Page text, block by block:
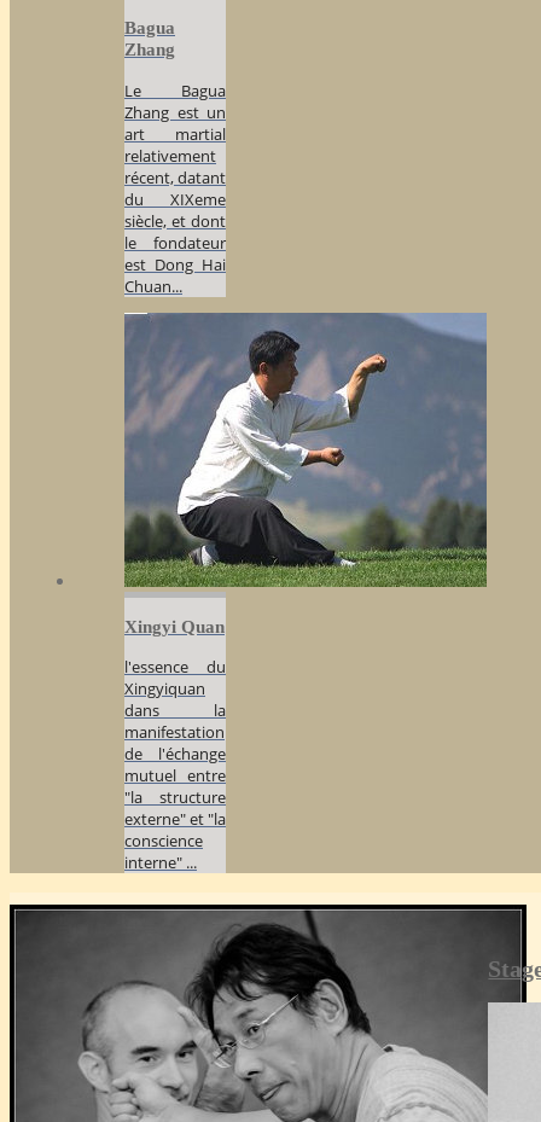
Bagua
Zhang
Le Bagua
Zhang est un
art martial
relativement
récent, datant
du XIXeme
siècle, et dont
le fondateur
est Dong Hai
Chuan...
Xingyi Quan
l'essence du
Xingyiquan
dans la
manifestation
de l'échange
mutuel entre
"la structure
externe" et "la
conscience
interne" ...